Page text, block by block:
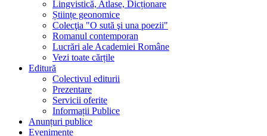
Lingvistică, Atlase, Dicționare
Științe geonomice
Colecţia "O sută şi una poezii"
Romanul contemporan
Lucrări ale Academiei Române
Vezi toate cărțile
Editură
Colectivul editurii
Prezentare
Servicii oferite
Informații Publice
Anunțuri publice
Evenimente